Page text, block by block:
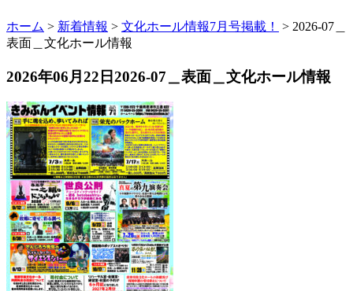
ホーム > 新着情報 > 文化ホール情報7月号掲載！ > 2026-07＿
表面＿文化ホール情報
2026年06月22日2026-07＿表面＿文化ホール情報